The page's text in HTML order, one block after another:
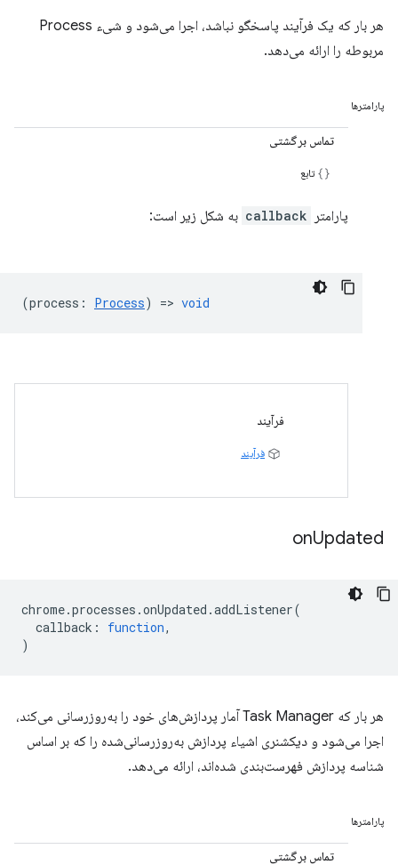
هر بار که یک فرآیند پاسخگو نباشد، اجرا می‌شود و شیء Process
مربوطه را ارائه می‌دهد.
پارامترها
تماس برگشتی
تابع
پارامتر callback به شکل زیر است:
(process : Process) => void
فرآیند
فرآیند
onUpdated
chrome.processes .onUpdated .addListener(
callback : function,
)
هر بار که Task Manager آمار پردازش‌های خود را به‌روزرسانی می‌کند،
اجرا می‌شود و دیکشنری اشیاء پردازش به‌روزرسانی‌شده را که بر اساس
شناسه پردازش فهرست‌بندی شده‌اند، ارائه می‌دهد.
پارامترها
تماس برگشتی